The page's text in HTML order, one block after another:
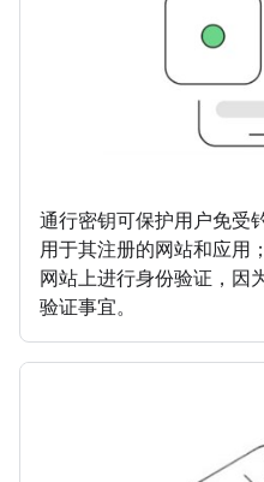
通行密钥可保护用户免受
用于其注册的网站和应用
网站上进行身份验证，因
验证事宜。